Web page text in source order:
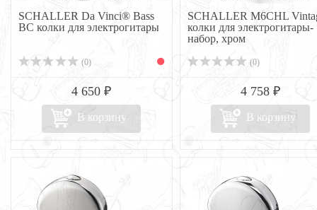
SCHALLER Da Vinci® Bass
BC колки для электрогитары
(0)
4 650 ₽
В корзину
SCHALLER M6CHL
колки для электрогитары-
набор, хром
(0)
4 758 ₽
В корзину